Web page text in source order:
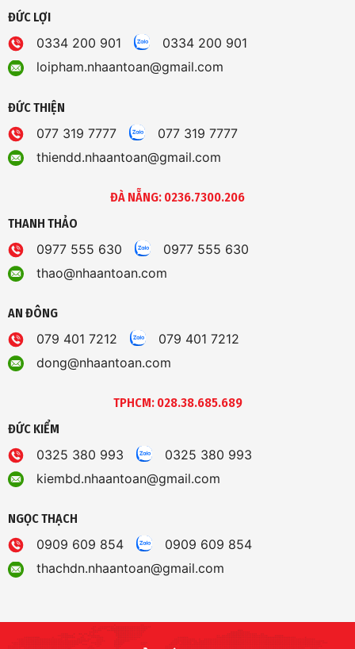
ĐỨC LỢI
0334 200 901
0334 200 901
loipham.nhaantoan@gmail.com
ĐỨC THIỆN
077 319 7777
077 319 7777
thiendd.nhaantoan@gmail.com
ĐÀ NẴNG: 0236.7300.206
THANH THẢO
0977 555 630
0977 555 630
thao@nhaantoan.com
AN ĐÔNG
079 401 7212
079 401 7212
dong@nhaantoan.com
TPHCM: 028.38.685.689
ĐỨC KIỂM
0325 380 993
0325 380 993
kiembd.nhaantoan@gmail.com
NGỌC THẠCH
0909 609 854
0909 609 854
thachdn.nhaantoan@gmail.com